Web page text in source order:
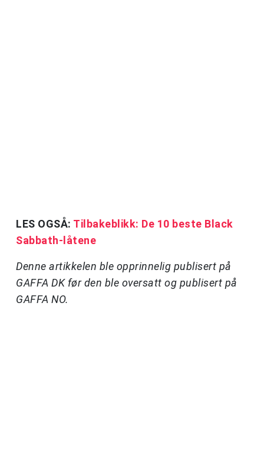
LES OGSÅ: Tilbakeblikk: De 10 beste Black
Sabbath-låtene
Denne artikkelen ble opprinnelig publisert på
GAFFA DK før den ble oversatt og publisert på
GAFFA NO.